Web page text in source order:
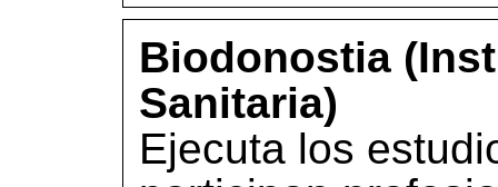
Biodonostia
Sanitaria)
Ejecuta los